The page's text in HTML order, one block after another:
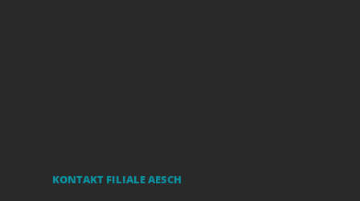
KONTAKT FILIALE AESCH